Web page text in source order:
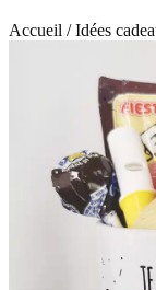
Accueil /Idées